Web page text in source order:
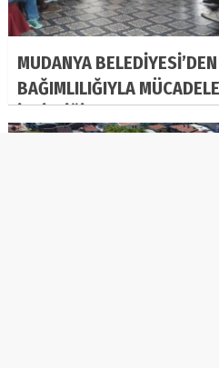
MUDANYA
BAĞIMLILIĞIYLA